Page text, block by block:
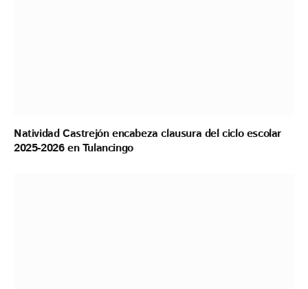
Natividad Castrejón encabeza clausura del ciclo escolar
2025-2026 en Tulancingo